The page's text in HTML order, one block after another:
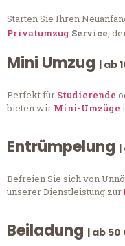
Starten Sie Ihren
Privatumzug Service,
Mini Umzug | ab
Perfekt für Studierende
bieten wir Mini-Umzüge
Entrümpelung |
Befreien Sie sich von
unserer Dienstleistung zur
Beiladung | ab 50